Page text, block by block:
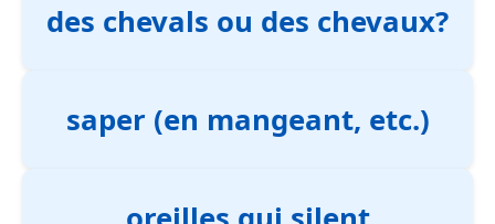
des chevals ou des chevaux?
saper (en mangeant, etc.)